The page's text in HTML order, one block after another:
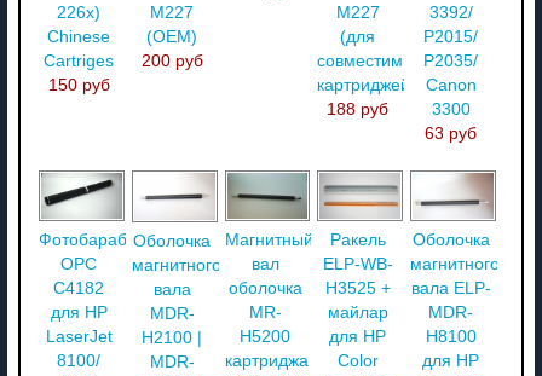
226x)
Chinese
Cartriges
150 руб
M227
(OEM)
200 руб
M227
(для
совместимых
картриджей)
188 руб
3392/
P2015/
P2035/
Canon
3300
63 руб
Фотобарабан
OPC
C4182
для HP
LaserJet
8100/
Оболочка
магнитного
вала
MDR-
H2100 |
MDR-
Магнитный
вал
оболочка
MR-
H5200
картриджа
Ракель
ELP-WB-
H3525 +
майлар
для HP
Color
Оболочка
магнитного
вала ELP-
MDR-
H8100
для HP